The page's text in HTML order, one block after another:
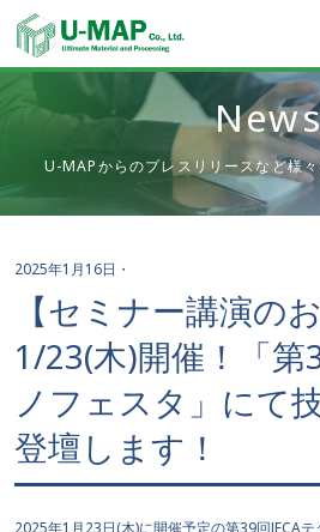
U-MAPからのプレスリリースなど様々
2025年1月16日 ・
【セミナー講演の
1/23(木)開催！「第
ノフェスタ」にて
登壇します！
2025年1月23日(木)に開催予定の第39回JFCA